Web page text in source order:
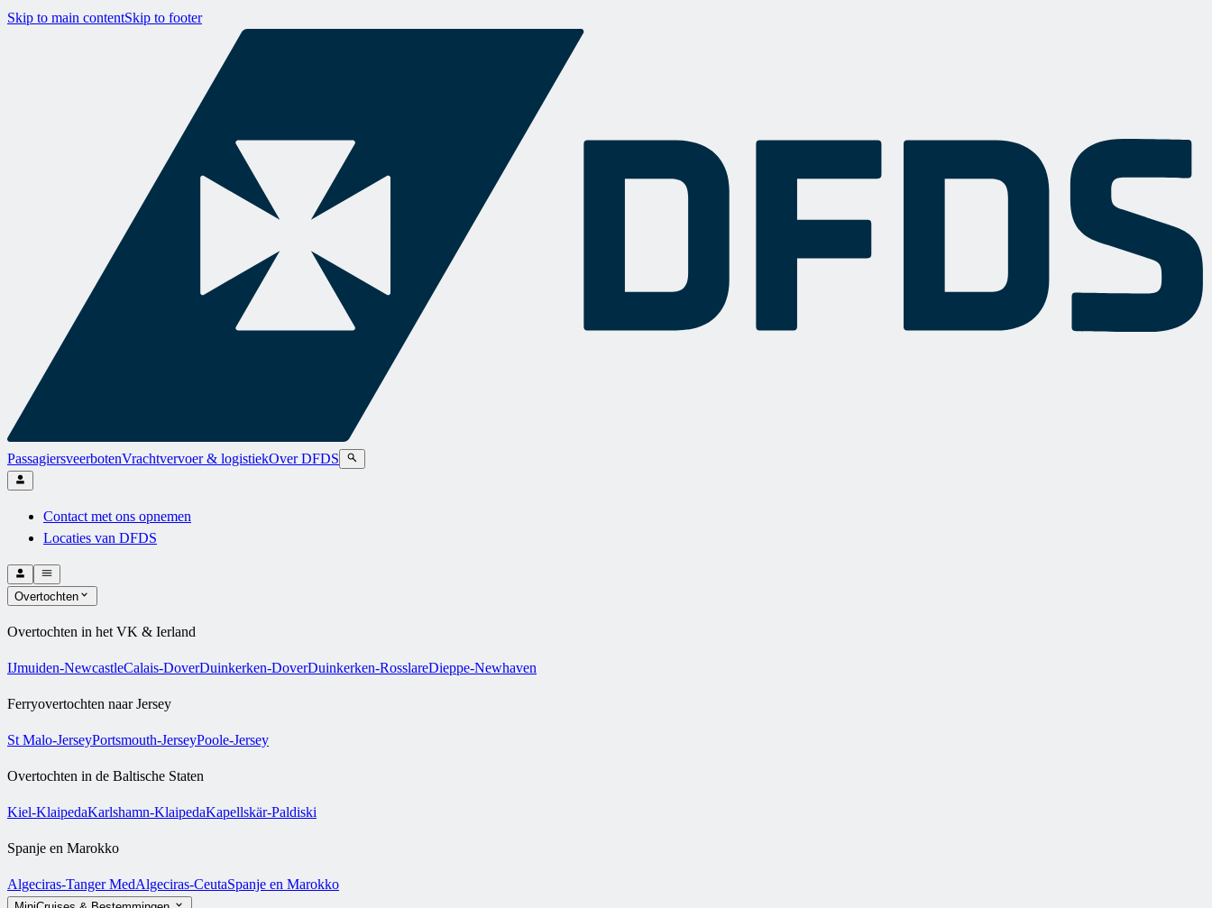
Skip to main contentSkip to footer
PassagiersveerbotenVrachtvervoer & logistiekOver DFDS
Contact met ons opnemen
Locaties van DFDS
Overtochten
Overtochten in het VK & Ierland
IJmuiden-NewcastleCalais-DoverDuinkerken-DoverDuinkerken-RosslareDieppe-Newhaven
Ferryovertochten naar Jersey
St Malo-JerseyPortsmouth-JerseyPoole-Jersey
Overtochten in de Baltische Staten
Kiel-KlaipedaKarlshamn-KlaipedaKapellskär-Paldiski
Spanje en Marokko
Algeciras-Tanger MedAlgeciras-CeutaSpanje en Marokko